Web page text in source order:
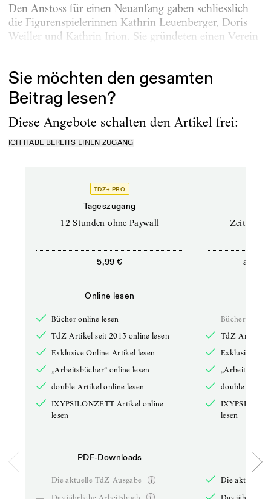
Den Anstoss für einen Neuanfang gaben schliesslich
die Figurenspielerinnen Kathrin Leuenberger, Doris
Weiller und Kathrin Irion. Sie gründeten einen Verein
Sie möchten den gesamten
Beitrag lesen?
Diese Angebote schalten den Artikel frei:
ICH HABE BEREITS EINEN ZUGANG
TDZ+ PRO
Tageszugang
12 Stunden ohne Paywall
5,99 €
Online lesen
Bücher online lesen
TdZ-Artikel seit 2013 online lesen
Exklusive Online-Artikel lesen
„Arbeitsbücher“ online lesen
double-Artikel online lesen
IXYPSILONZETT-Artikel online
lesen
PDF-Downloads
—
Die aktuelle TdZ-Ausgabe
ab
—
Bücher online
TdZ-Artikel
Exklusive
double-
lesen
Die aktuelle